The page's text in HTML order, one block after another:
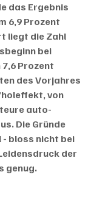
das Ergebnis
6,9 Prozent
liegt die Zahl
bei
Prozent
des Vorjahres
von
auto-
Die Gründe
bloss nicht bei
der
genug.